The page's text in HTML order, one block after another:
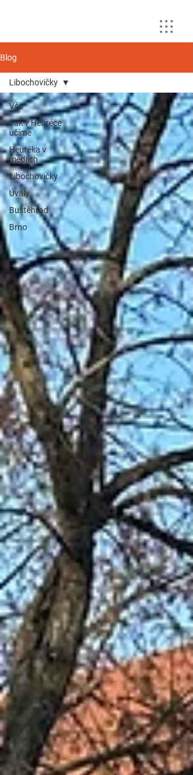
Blog
Vše
Jak v Heuréce
učíme
Heuréka v
médiích
Libochovičky
Úvaly
Buštěhrad
Brno
Libochovičky